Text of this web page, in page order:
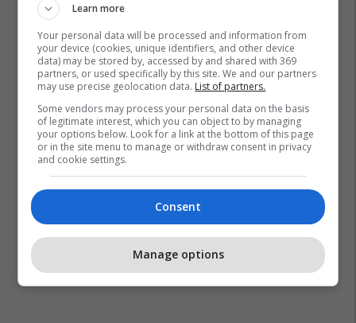
Learn more
Your personal data will be processed and information from
your device (cookies, unique identifiers, and other device
data) may be stored by, accessed by and shared with 369
partners, or used specifically by this site. We and our partners
may use precise geolocation data. List of partners.
Some vendors may process your personal data on the basis
of legitimate interest, which you can object to by managing
your options below. Look for a link at the bottom of this page
or in the site menu to manage or withdraw consent in privacy
and cookie settings.
Consent
Manage options